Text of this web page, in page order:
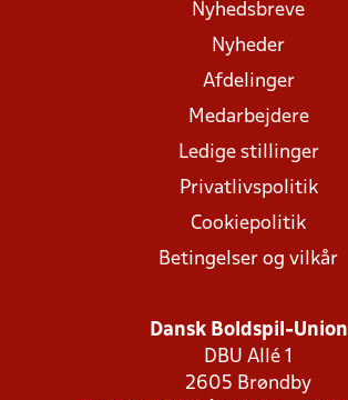
Nyhedsbreve
Nyheder
Afdelinger
Medarbejdere
Ledige stillinger
Privatlivspolitik
Cookiepolitik
Betingelser og vilkår
Dansk Boldspil-Union
DBU Allé 1
2605 Brøndby